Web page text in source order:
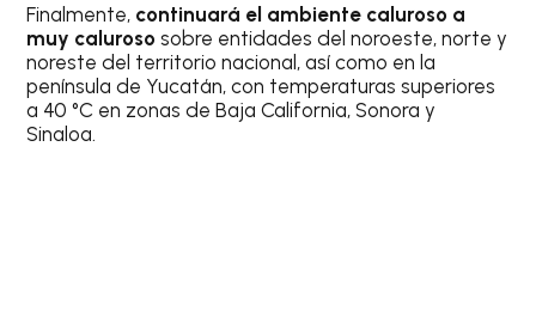
Finalmente, continuará el ambiente caluroso a
muy caluroso sobre entidades del noroeste, norte y
noreste del territorio nacional, así como en la
península de Yucatán, con temperaturas superiores
a 40 °C en zonas de Baja California, Sonora y
Sinaloa.